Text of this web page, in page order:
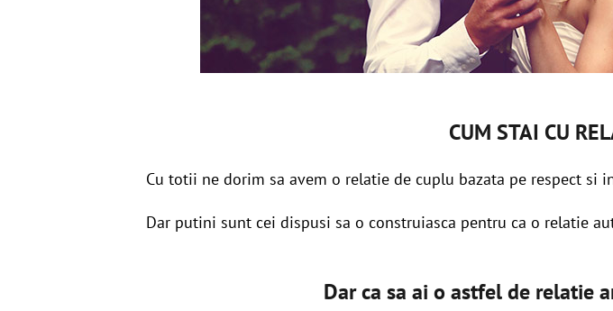
CUM STAI CU
Cu totii ne dorim sa avem o relatie de cuplu bazata pe respect si
Dar putini sunt cei dispusi sa o construiasca pentru ca o relatie
Dar ca sa ai o astfel de relatie